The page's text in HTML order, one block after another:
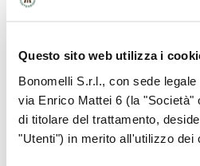
Questo sito web utilizza i
Bonomelli S.r.l., con sede legale
via Enrico Mattei 6 (la "Società"
di titolare del trattamento,
"Utenti") in merito all'utilizzo dei